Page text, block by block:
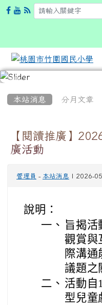
本站消息 分月文章
【閱讀推廣】
廣活動
管理員 - 本站消息 | 2026-
說明：
一、 旨揭活
觀賞與
際溝
議題之
二、 活動自
型兒童